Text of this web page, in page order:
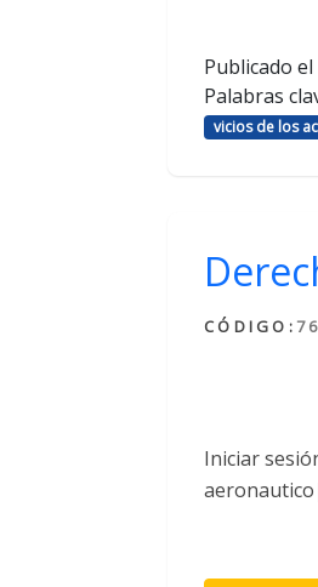
Publicado el
Palabras
vicios de los
CÓDIGO:
Iniciar